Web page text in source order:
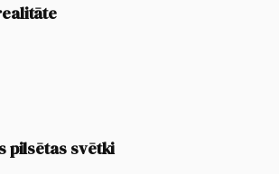
pilsētas svētki